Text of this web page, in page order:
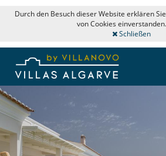
Durch den Besuch dieser Website erklären
von Cookies einverstanden.
Schließen